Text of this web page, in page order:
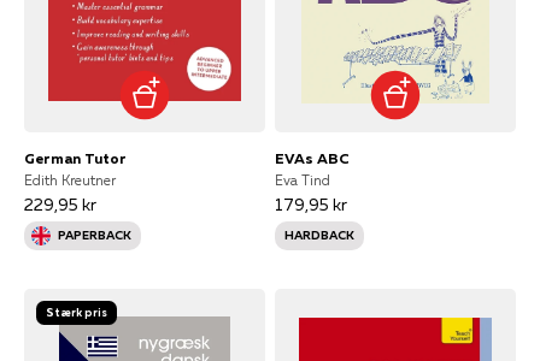
German Tutor
Edith Kreutner
229,95 kr
PAPERBACK
EVAs ABC
Eva Tind
179,95 kr
HARDBACK
Stærk pris